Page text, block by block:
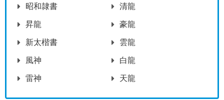
昭和隷書
昇龍
新太楷書
風神
雷神
清龍
豪龍
雲龍
白龍
天龍